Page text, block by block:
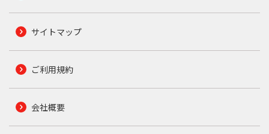
サイトマップ
ご利用規約
会社概要